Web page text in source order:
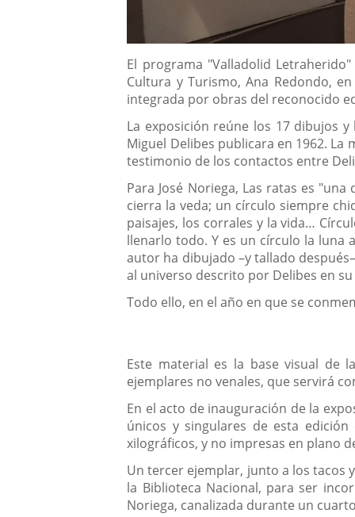
Descripción
El programa "Valladolid
Cultura y Turismo, Ana Redondo,
integrada por obras del reconocido
La exposición reúne los 17 dibujos
Miguel Delibes publicara en 1962.
testimonio de los contactos entre
Para José Noriega, Las ratas es
cierra la veda; un círculo siempre
paisajes, los corrales y la vida…
llenarlo todo. Y es un círculo la luna
autor ha dibujado –y tallado
al universo descrito por Delibes en
Todo ello, en el año en que se
Este material es la base visual de
ejemplares no venales, que servirá
En el acto de inauguración de la
únicos y singulares de esta
xilográficos, y no impresas en plano
Un tercer ejemplar, junto a los tacos
la Biblioteca Nacional, para ser
Noriega, canalizada durante un